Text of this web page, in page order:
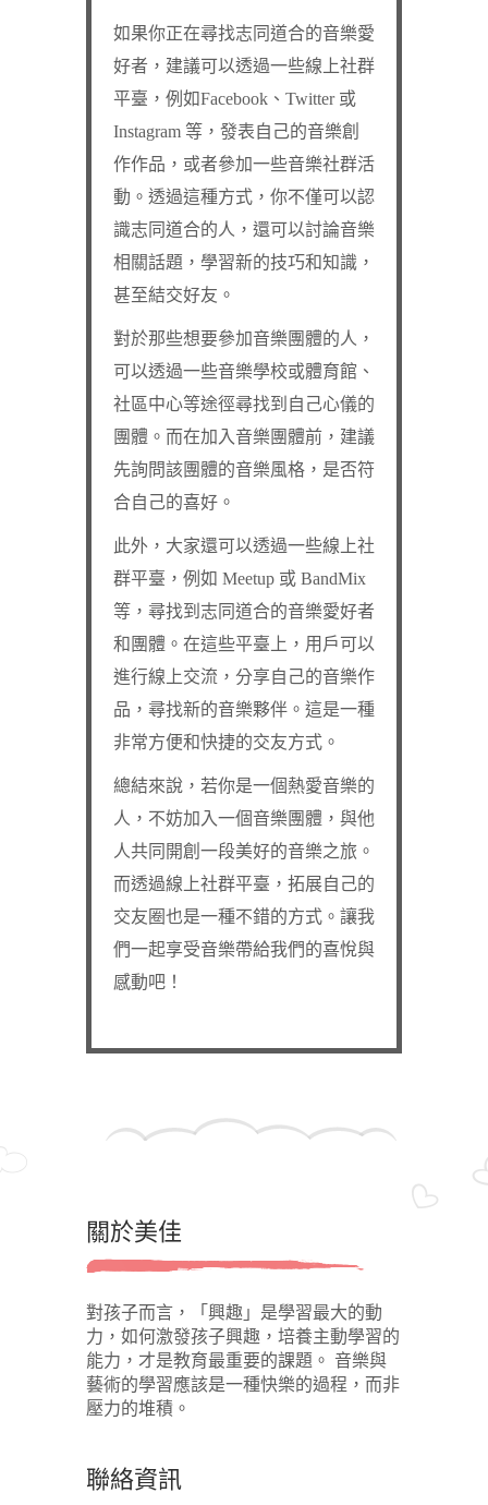
如果你正在尋找志同道合的音樂愛
好者，建議可以透過一些線上社群
平臺，例如Facebook、Twitter 或
Instagram 等，發表自己的音樂創
作作品，或者參加一些音樂社群活
動。透過這種方式，你不僅可以認
識志同道合的人，還可以討論音樂
相關話題，學習新的技巧和知識，
甚至結交好友。
對於那些想要參加音樂團體的人，
可以透過一些音樂學校或體育館、
社區中心等途徑尋找到自己心儀的
團體。而在加入音樂團體前，建議
先詢問該團體的音樂風格，是否符
合自己的喜好。
此外，大家還可以透過一些線上社
群平臺，例如 Meetup 或 BandMix
等，尋找到志同道合的音樂愛好者
和團體。在這些平臺上，用戶可以
進行線上交流，分享自己的音樂作
品，尋找新的音樂夥伴。這是一種
非常方便和快捷的交友方式。
總結來說，若你是一個熱愛音樂的
人，不妨加入一個音樂團體，與他
人共同開創一段美好的音樂之旅。
而透過線上社群平臺，拓展自己的
交友圈也是一種不錯的方式。讓我
們一起享受音樂帶給我們的喜悅與
感動吧！
關於美佳
對孩子而言，「興趣」是學習最大的動
力，如何激發孩子興趣，培養主動學習的
能力，才是教育最重要的課題。 音樂與
藝術的學習應該是一種快樂的過程，而非
壓力的堆積。
聯絡資訊